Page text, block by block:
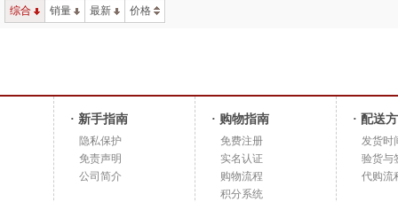
综合 销量 最新 价格
· 新手指南
隐私保护
免责声明
公司简介
· 购物指南
免费注册
实名认证
购物流程
积分系统
· 配送
发货时
验货与
代购流